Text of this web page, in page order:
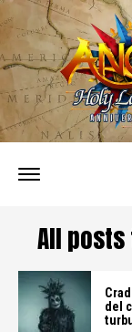
All
del